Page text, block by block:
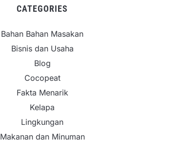
CATEGORIES
Bahan Bahan Masakan
Bisnis dan Usaha
Blog
Cocopeat
Fakta Menarik
Kelapa
Lingkungan
Makanan dan Minuman